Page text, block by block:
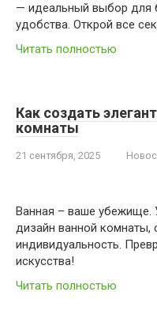
— идеальный выбор для
удобства. Открой все
Читать полностью
Как создать
комнаты
21 сентября, 2025
Ванная – ваше убежище.
дизайн ванной комнаты,
индивидуальность.
искусства!
Читать полностью